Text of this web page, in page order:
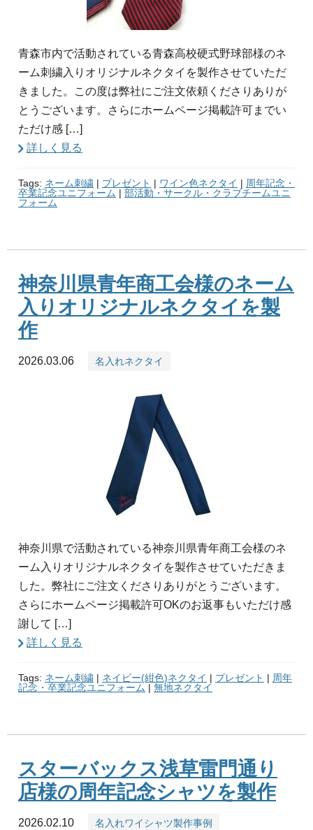
青森市内で活動されている青森高校硬式野球部様のネ
ーム刺繍入りオリジナルネクタイを製作させていただ
きました。この度は弊社にご注文依頼くださりありが
とうございます。さらにホームページ掲載許可までい
ただけ感 […]
詳しく見る
Tags: ネーム刺繍 | プレゼント | ワイン色ネクタイ | 周年記念・
卒業記念ユニフォーム | 部活動・サークル・クラブチームユニ
フォーム
神奈川県青年商工会様のネーム
入りオリジナルネクタイを製
作
2026.03.06 名入れネクタイ
神奈川県で活動されている神奈川県青年商工会様のネ
ーム入りオリジナルネクタイを製作させていただきま
した。弊社にご注文くださりありがとうございます。
さらにホームページ掲載許可OKのお返事もいただけ感
謝して […]
詳しく見る
Tags: ネーム刺繍 | ネイビー(紺色)ネクタイ | プレゼント | 周年
記念・卒業記念ユニフォーム | 無地ネクタイ
スターバックス浅草雷門通り
店様の周年記念シャツを製作
2026.02.10 名入れワイシャツ製作事例